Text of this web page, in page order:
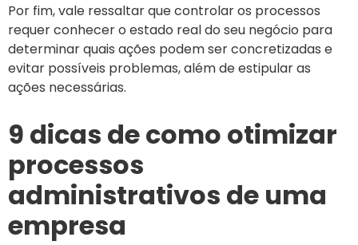
Por fim, vale ressaltar que controlar os processos
requer conhecer o estado real do seu negócio para
determinar quais ações podem ser concretizadas e
evitar possíveis problemas, além de estipular as
ações necessárias.
9 dicas de como otimizar
processos
administrativos de uma
empresa